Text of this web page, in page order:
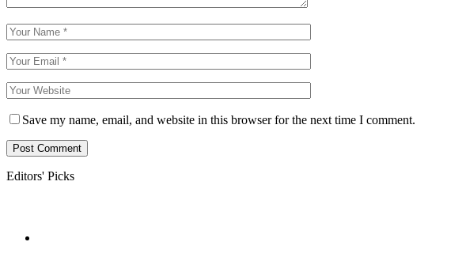
Save my name, email, and website in this browser for the next time I comment.
Editors' Picks